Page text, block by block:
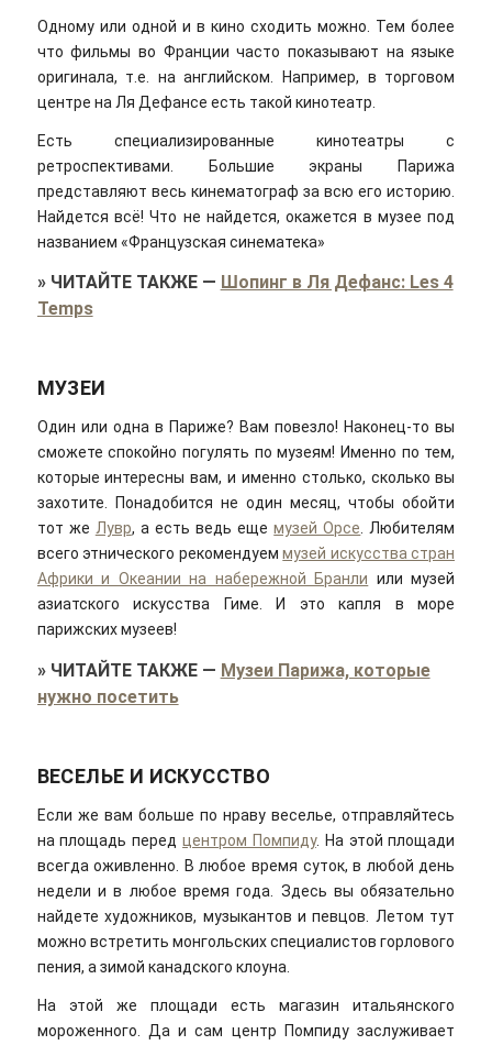
Одному или одной и в кино сходить можно. Тем более
что фильмы во Франции часто показывают на языке
оригинала, т.е. на английском. Например, в торговом
центре на Ля Дефансе есть такой кинотеатр.
Есть специализированные кинотеатры с
ретроспективами. Большие экраны Парижа
представляют весь кинематограф за всю его историю.
Найдется всё! Что не найдется, окажется в музее под
названием «Французская синематека»
» ЧИТАЙТЕ ТАКЖЕ— Шопинг в Ля Дефанс: Les 4
Temps
МУЗЕИ
Один или одна в Париже? Вам повезло! Наконец-то вы
сможете спокойно погулять по музеям! Именно по тем,
которые интересны вам, и именно столько, сколько вы
захотите. Понадобится не один месяц, чтобы обойти
тот же Лувр, а есть ведь ещемузей Орсе . Любителям
всего этнического рекомендуеммузей искусства стран
Африки и Океании на набережной Бранли или музей
азиатского искусства Гиме. И это капля в море
парижских музеев!
» ЧИТАЙТЕ ТАКЖЕ— Музеи Парижа, которые
нужно посетить
ВЕСЕЛЬЕ И ИСКУССТВО
Если же вам больше по нраву веселье, отправляйтесь
на площадь передцентром Помпиду. На этой площади
всегда оживленно. В любое время суток, в любой день
недели и в любое время года. Здесь вы обязательно
найдете художников, музыкантов и певцов. Летом тут
можно встретить монгольских специалистов горлового
пения, а зимой канадского клоуна.
На этой же площади есть магазин итальянского
мороженного. Да и сам центр Помпиду заслуживает